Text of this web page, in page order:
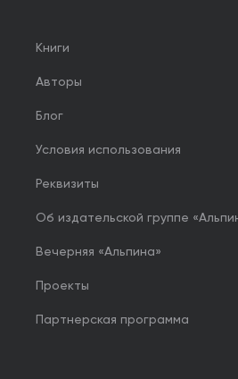
Книги
Авторы
Блог
Условия использования
Реквизиты
Об издательской группе
Вечерняя «Альпина»
Проекты
Партнерская программа